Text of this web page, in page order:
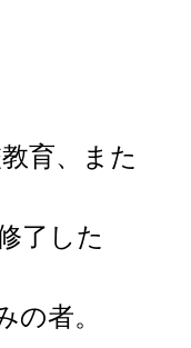
育、また
了した
の者。